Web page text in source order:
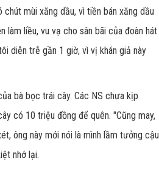
mùi xăng dầu, vì tiền bán xăng dầu
làm liều, vu vạ cho sân bãi của đoàn hát
diễn trễ gần 1 giờ, vì vị khán giả này
bà bọc trái cây. Các NS chưa kịp
có 10 triệu đồng để quên. "Cũng may,
ông này mới nói là mình lầm tưởng cậu
nhớ lại.